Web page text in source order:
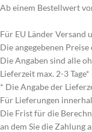
Ab einem Bestellwert
Für EU Länder Versand
Die angegebenen
Die Angaben sind alle
Lieferzeit max. 2-3 Tage*
* Die Angabe der
Für Lieferungen
Die Frist für die
an dem Sie die Zahlung